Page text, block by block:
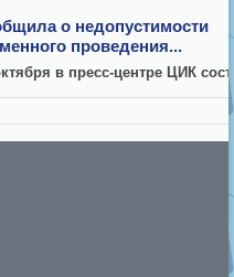
о недопустимости
проведения...
в пресс-центре ЦИК